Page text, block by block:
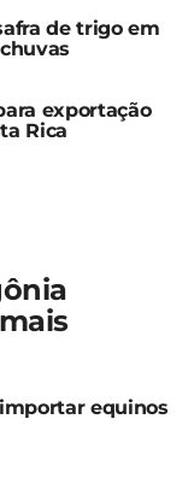
de trigo em
exportação
Rica
equinos